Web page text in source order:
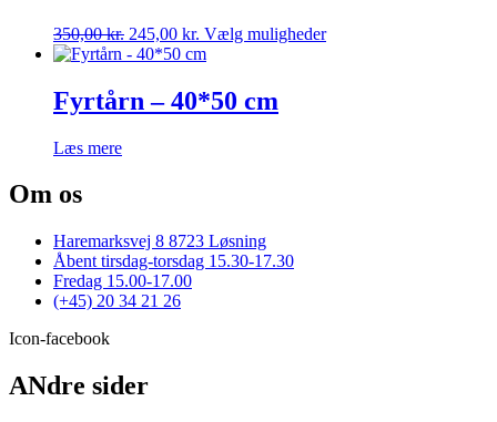
kan
varesiden
350,00kr. Den
oprindelige
350,00 kr..
245,00 kr. Den
aktuelle
er:
245,00 kr..
Vælg mulighederDette
Fyrtårn – 40*50 cm
Læs mere
Om os
Haremarksvej 8 8723 Løsning
Åbent tirsdag-torsdag 15.30-17.30
Fredag 15.00-17.00
(+45) 20 34 21 26
Icon-facebook
ANdre sider